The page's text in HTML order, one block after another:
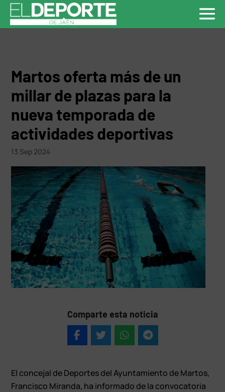
Martos oferta más de un
millar de plazas para la
nueva temporada de
actividades deportivas
13 Sep 2024
Comparte esta noticia
El concejal de Deportes del Ayuntamiento de Martos,
Francisco Miranda, ha informado de la convocatoria